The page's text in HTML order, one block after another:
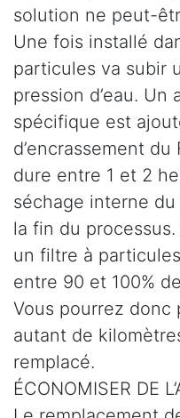
solution ne peut-
Une fois installé
particules va subir
pression d’eau.
spécifique est
d’encrassement du
dure entre 1 et 2
séchage interne
la fin du
un filtre à
entre 90 et 100%
Vous pourrez donc
autant de
remplacé.
ÉCONOMISER DE